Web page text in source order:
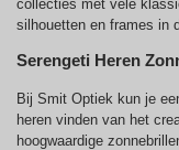
collecties met vele
silhouetten en frames in
Serengeti Heren
Bij Smit Optiek kun je
heren vinden van het
hoogwaardige